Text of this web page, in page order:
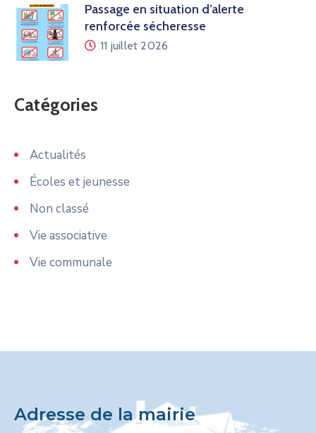
Passage en situation d’alerte
renforcée sécheresse
11 juillet 2026
Catégories
Actualités
Écoles et jeunesse
Non classé
Vie associative
Vie communale
Adresse de la mairie